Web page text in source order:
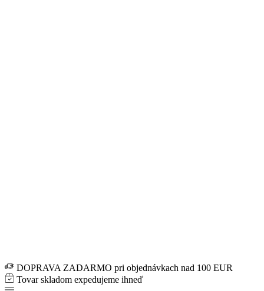
DOPRAVA ZADARMO pri objednávkach nad 100 EUR
Tovar skladom expedujeme ihneď